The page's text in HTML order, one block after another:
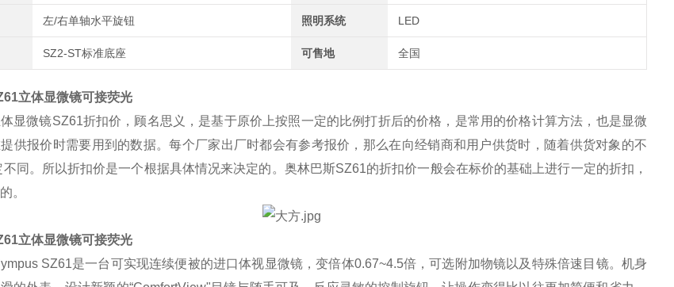
左/右单轴水平旋钮 照明系统 LED
SZ2-ST标准底座 可售地 全国
立体显微镜可接荧光
显微镜SZ61折扣价，顾名思义，是基于原价上按照一定的比例打折后的价格，是常用的价格计算方法，也是显微
供报价时需要用到的数据。每个厂家出厂时都会有参考报价，那么在向经销商和用户供货时，随着供货对象的不
不同。所以折扣价是一个根据具体情况来决定的。奥林巴斯SZ61的折扣价一般会在标价的基础上进行一定的折扣，
。
立体显微镜可接荧光
SZ61是一台可实现连续便被的进口体视显微镜，变倍体0.67~4.5倍，可选附加物镜以及特殊倍速目镜。机身